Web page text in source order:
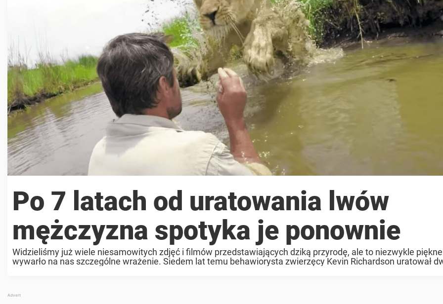
Po 7 latach od uratowania lwów
mężczyzna spotyka je ponownie
Widzieliśmy już wiele niesamowitych zdjęć i filmów przedstawiających dziką przyrodę, ale to niezwykle
wywarło na nas szczególne wrażenie. Siedem lat temu behawiorysta zwierzęcy Kevin Richardson uratował